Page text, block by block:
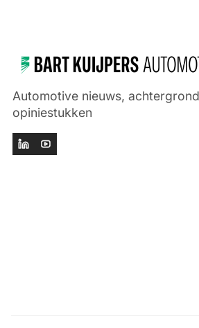
Automotive nieuws,
opiniestukken